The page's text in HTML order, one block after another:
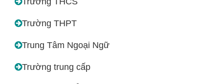
Trường THPT
Trung Tâm Ngoại Ngữ
Trường trung cấp